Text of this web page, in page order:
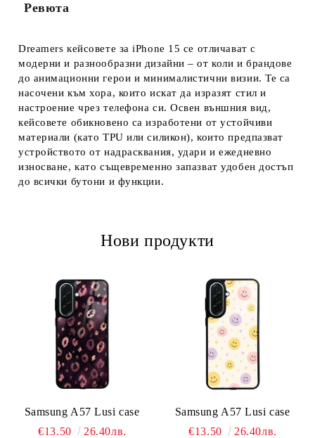
Ревюта
Dreamers кейсовете за iPhone 15 се отличават с
модерни и разнообразни дизайни – от коли и брандове
до анимационни герои и минималистични визии. Те са
насочени към хора, които искат да изразят стил и
настроение чрез телефона си. Освен външния вид,
кейсовете обикновено са изработени от устойчиви
материали (като TPU или силикон), които предпазват
устройството от надрасквания, удари и ежедневно
износване, като същевременно запазват удобен достъп
до всички бутони и функции.
Нови продукти
Samsung A57 Lusi case
€13.50
26.40лв.
Samsung A57 Lusi case
€13.50
26.40лв.